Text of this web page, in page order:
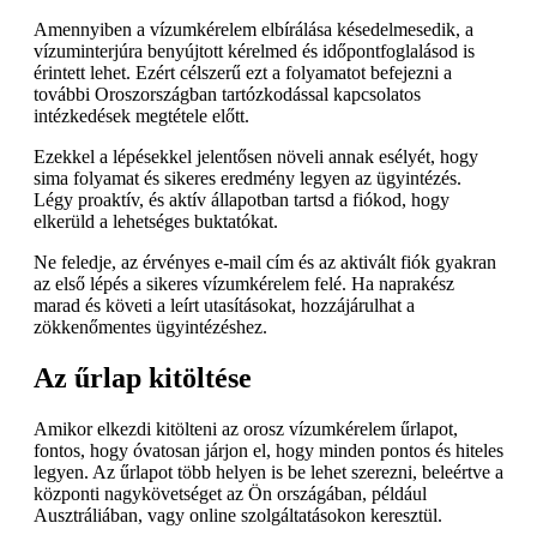
Amennyiben a vízumkérelem elbírálása késedelmesedik, a
vízuminterjúra benyújtott kérelmed és időpontfoglalásod is
érintett lehet. Ezért célszerű ezt a folyamatot befejezni a
további Oroszországban tartózkodással kapcsolatos
intézkedések megtétele előtt.
Ezekkel a lépésekkel jelentősen növeli annak esélyét, hogy
sima folyamat és sikeres eredmény legyen az ügyintézés.
Légy proaktív, és aktív állapotban tartsd a fiókod, hogy
elkerüld a lehetséges buktatókat.
Ne feledje, az érvényes e-mail cím és az aktivált fiók gyakran
az első lépés a sikeres vízumkérelem felé. Ha naprakész
marad és követi a leírt utasításokat, hozzájárulhat a
zökkenőmentes ügyintézéshez.
Az űrlap kitöltése
Amikor elkezdi kitölteni az orosz vízumkérelem űrlapot,
fontos, hogy óvatosan járjon el, hogy minden pontos és hiteles
legyen. Az űrlapot több helyen is be lehet szerezni, beleértve a
központi nagykövetséget az Ön országában, például
Ausztráliában, vagy online szolgáltatásokon keresztül.